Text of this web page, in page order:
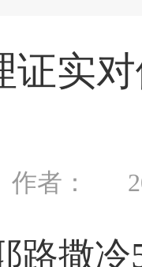
证实
作者：
路撒